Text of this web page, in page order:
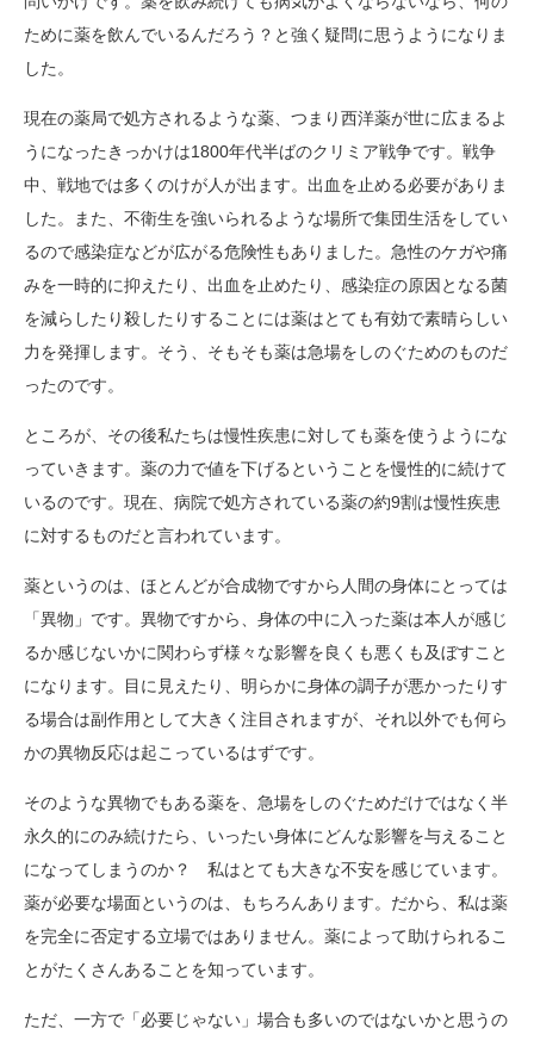
ために薬を飲んでいるんだろう？と強く疑問に思うようになりま
した。
現在の薬局で処方されるような薬、つまり西洋薬が世に広まるよ
うになったきっかけは1800年代半ばのクリミア戦争です。戦争
中、戦地では多くのけが人が出ます。出血を止める必要がありま
した。また、不衛生を強いられるような場所で集団生活をしてい
るので感染症などが広がる危険性もありました。急性のケガや痛
みを一時的に抑えたり、出血を止めたり、感染症の原因となる菌
を減らしたり殺したりすることには薬はとても有効で素晴らしい
力を発揮します。そう、そもそも薬は急場をしのぐためのものだ
ったのです。
ところが、その後私たちは慢性疾患に対しても薬を使うようにな
っていきます。薬の力で値を下げるということを慢性的に続けて
いるのです。現在、病院で処方されている薬の約9割は慢性疾患
に対するものだと言われています。
薬というのは、ほとんどが合成物ですから人間の身体にとっては
「異物」です。異物ですから、身体の中に入った薬は本人が感じ
るか感じないかに関わらず様々な影響を良くも悪くも及ぼすこと
になります。目に見えたり、明らかに身体の調子が悪かったりす
る場合は副作用として大きく注目されますが、それ以外でも何ら
かの異物反応は起こっているはずです。
そのような異物でもある薬を、急場をしのぐためだけではなく半
永久的にのみ続けたら、いったい身体にどんな影響を与えること
になってしまうのか？ 私はとても大きな不安を感じています。
薬が必要な場面というのは、もちろんあります。だから、私は薬
を完全に否定する立場ではありません。薬によって助けられるこ
とがたくさんあることを知っています。
ただ、一方で「必要じゃない」場合も多いのではないかと思うの